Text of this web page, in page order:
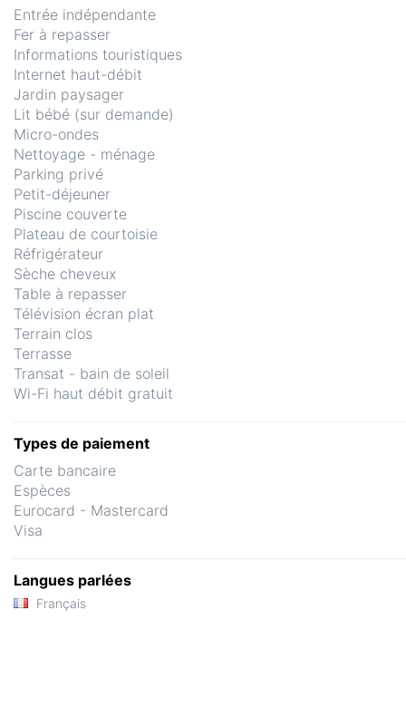
Entrée indépendante
Fer à repasser
Informations touristiques
Internet haut-débit
Jardin paysager
Lit bébé (sur demande)
Micro-ondes
Nettoyage - ménage
Parking privé
Petit-déjeuner
Piscine couverte
Plateau de courtoisie
Réfrigérateur
Sèche cheveux
Table à repasser
Télévision écran plat
Terrain clos
Terrasse
Transat - bain de soleil
Wi-Fi haut débit gratuit
Types de paiement
Carte bancaire
Espèces
Eurocard - Mastercard
Visa
Langues parlées
Français